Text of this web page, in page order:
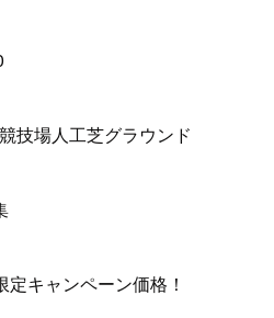
技場人工芝グラウンド
キャンペーン価格！